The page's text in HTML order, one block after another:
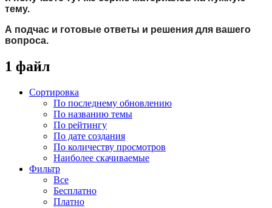
тему.
А подчас и готовые ответы и решения для вашего
вопроса.
1 файл
Сортировка
По последнему обновлению
По названию темы
По рейтингу
По дате создания
По количеству просмотров
Наиболее скачиваемые
Фильтр
Все
Бесплатно
Платно